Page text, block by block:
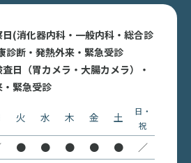
(消化器内科・一般内科・総合診
診断・発熱外来・緊急受診
日（胃カメラ・大腸カメラ）・
緊急受診
火 水 木 金 土
日・
祝
● ● ● ● ●
／